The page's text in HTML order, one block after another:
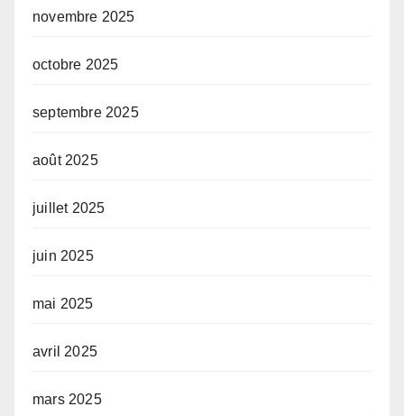
novembre 2025
octobre 2025
septembre 2025
août 2025
juillet 2025
juin 2025
mai 2025
avril 2025
mars 2025